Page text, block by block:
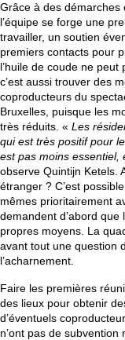
Grâce à des démarches
l’équipe se forge une
travailler, un soutien
premiers contacts pour
l’huile de coude ne
c’est aussi trouver des
coproducteurs du
Bruxelles, puisque les
très réduits. « Les
qui est très positif pour
est pas moins essentiel,
observe Quintijn Ketels.
étranger ? C’est
mêmes prioritairement
demandent d’abord
propres moyens. La
avant tout une question
l’acharnement.
Faire les premières
des lieux pour obtenir
d’éventuels
n’ont pas de subvention